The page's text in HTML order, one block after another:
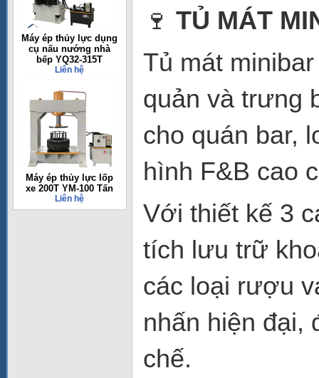
Máy ép thủy lực dụng
cụ nấu nướng nhà
bếp YQ32-315T
Liên hệ
Máy ép thủy lực lốp
xe 200T YM-100 Tấn
Liên hệ
🍷 TỦ MÁT
Tủ mát
quản và trưng
cho quán bar,
hình F&B cao
Với thiết kế 3
tích lưu trữ
các loại rượu
nhấn hiện đại,
chế.